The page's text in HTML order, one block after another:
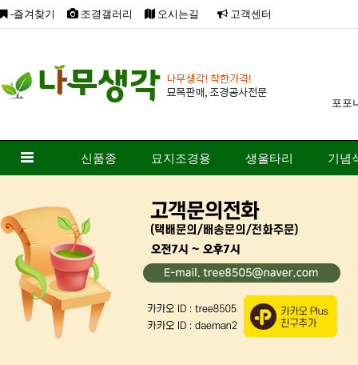
-즐겨찾기 조경갤러리 오시는길 고객센터
포포
신품종 묘지조경용 생울타리 기념